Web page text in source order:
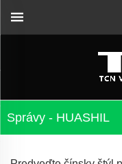
Správy - HUASHIL
továrne TCN